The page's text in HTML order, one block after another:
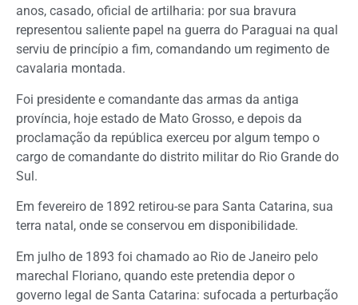
anos, casado, oficial de artilharia: por sua bravura
representou saliente papel na guerra do Paraguai na qual
serviu de princípio a fim, comandando um regimento de
cavalaria montada.
Foi presidente e comandante das armas da antiga
província, hoje estado de Mato Grosso, e depois da
proclamação da república exerceu por algum tempo o
cargo de comandante do distrito militar do Rio Grande do
Sul.
Em fevereiro de 1892 retirou-se para Santa Catarina, sua
terra natal, onde se conservou em disponibilidade.
Em julho de 1893 foi chamado ao Rio de Janeiro pelo
marechal Floriano, quando este pretendia depor o
governo legal de Santa Catarina: sufocada a perturbação